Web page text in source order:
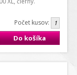
Počet kusov:
Do košíka
A4